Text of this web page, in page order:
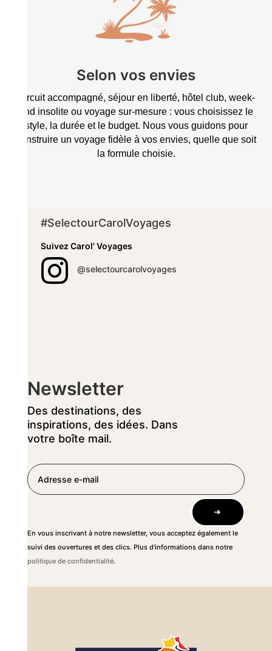
Selon vos envies
Circuit accompagné, séjour en liberté, hôtel club, week-
end insolite ou voyage sur-mesure : vous choisissez le
style, la durée et le budget. Nous vous guidons pour
construire un voyage fidèle à vos envies, quelle que soit
la formule choisie.
#SelectourCarolVoyages
Suivez Carol' Voyages
 @selectourcarolvoyages
Newsletter
Des destinations, des
inspirations, des idées. Dans
votre boîte mail.
➜
En vous inscrivant à notre newsletter, vous acceptez également le
suivi des ouvertures et des clics. Plus d'informations dans notre
politique de confidentialité.